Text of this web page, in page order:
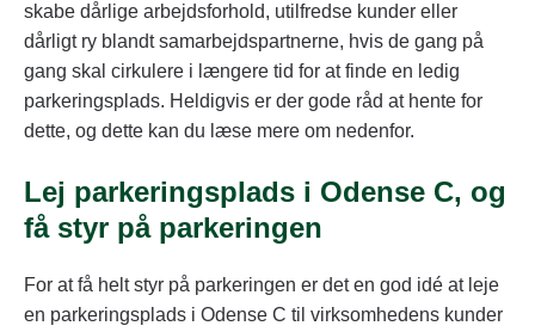
skabe dårlige arbejdsforhold, utilfredse kunder eller
dårligt ry blandt samarbejdspartnerne, hvis de gang på
gang skal cirkulere i længere tid for at finde en ledig
parkeringsplads. Heldigvis er der gode råd at hente for
dette, og dette kan du læse mere om nedenfor.
Lej parkeringsplads i Odense C, og
få styr på parkeringen
For at få helt styr på parkeringen er det en god idé at leje
en parkeringsplads i Odense C til virksomhedens kunder